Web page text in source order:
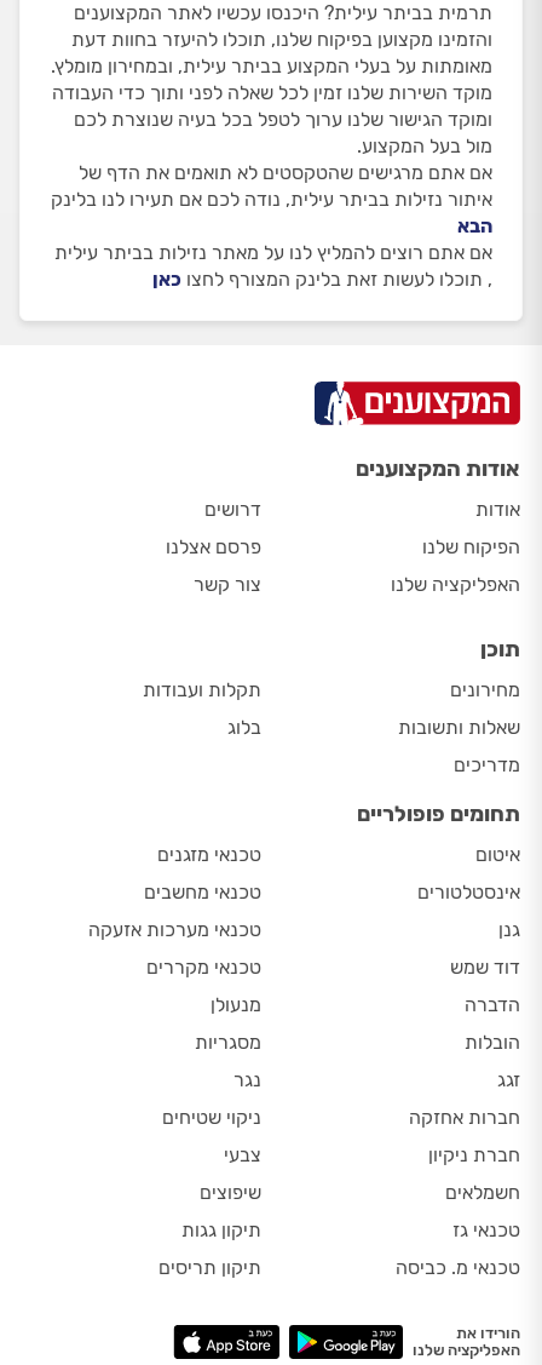
תרמית בביתר עילית? היכנסו עכשיו לאתר המקצוענים
והזמינו מקצוען בפיקוח שלנו, תוכלו להיעזר בחוות דעת
מאומתות על בעלי המקצוע בביתר עילית, ובמחירון מומלץ.
מוקד השירות שלנו זמין לכל שאלה לפני ותוך כדי העבודה
ומוקד הגישור שלנו ערוך לטפל בכל בעיה שנוצרת לכם
מול בעל המקצוע.
אם אתם מרגישים שהטקסטים לא תואמים את הדף של
איתור נזילות בביתר עילית, נודה לכם אם תעירו לנו בלינק
הבא
אם אתם רוצים להמליץ לנו על מאתר נזילות בביתר עילית
, תוכלו לעשות זאת בלינק המצורף לחצו כאן
אודות המקצוענים
אודות
הפיקוח שלנו
האפליקציה שלנו
דרושים
פרסם אצלנו
צור קשר
תוכן
מחירונים
שאלות ותשובות
מדריכים
תקלות ועבודות
בלוג
תחומים פופולריים
איטום
אינסטלטורים
גנן
דוד שמש
הדברה
הובלות
זגג
חברות אחזקה
חברת ניקיון
חשמלאים
טכנאי גז
טכנאי מ. כביסה
טכנאי מזגנים
טכנאי מחשבים
טכנאי מערכות אזעקה
טכנאי מקררים
מנעולן
מסגריות
נגר
ניקוי שטיחים
צבעי
שיפוצים
תיקון גגות
תיקון תריסים
הורידו את
האפליקציה שלנו